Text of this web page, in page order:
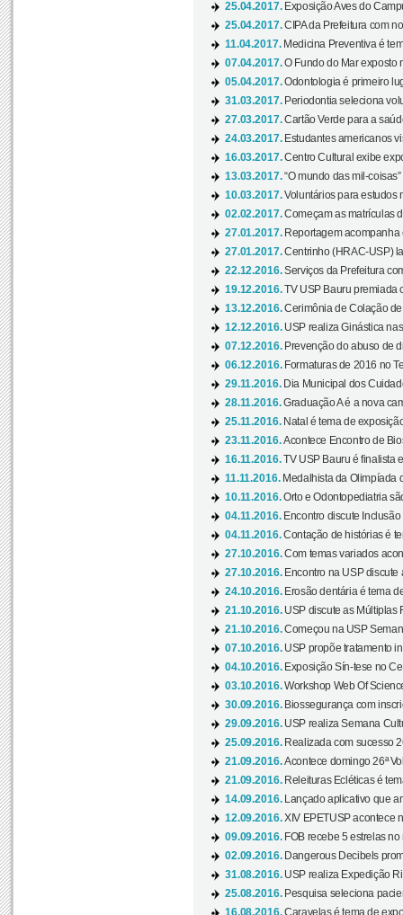
25.04.2017. Exposição Aves do
25.04.2017.CIPA da Prefeitura com
11.04.2017. Medicina Preventiva é
07.04.2017.O Fundo do Mar exposto
05.04.2017.Odontologia é primeiro
31.03.2017. Periodontia seleciona
27.03.2017.Cartão Verde para a
24.03.2017. Estudantes americanos
16.03.2017.Centro Cultural exibe
13.03.2017.“O mundo das mil-
10.03.2017.Voluntários para estudos
02.02.2017.Começam as matrículas
27.01.2017. Reportagem
27.01.2017.Centrinho (HRAC-USP)
22.12.2016.Serviços da Prefeitura
19.12.2016.TV USP Bauru premiada
13.12.2016.Cerimônia de Colação
12.12.2016. USP realiza Ginástica
07.12.2016. Prevenção do abuso de
06.12.2016. Formaturas de 2016 no
29.11.2016. Dia Municipal dos
28.11.2016.Graduação A é a nova
25.11.2016. Natal é tema de
23.11.2016.Acontece Encontro de
16.11.2016.TV USP Bauru é finalista
11.11.2016. Medalhista da Olimpíada
10.11.2016.Orto e Odontopediatria
04.11.2016. Encontro discute
04.11.2016.Contação de histórias é
27.10.2016.Com temas variados
27.10.2016. Encontro na USP discute
24.10.2016. Erosão dentária é tema
21.10.2016. USP discute as Múltiplas
21.10.2016.Começou na USP
07.10.2016. USP propõe tratamento
04.10.2016. Exposição Sín-tese no
03.10.2016.Workshop Web Of
30.09.2016. Biossegurança com
29.09.2016. USP realiza Semana
25.09.2016. Realizada com sucesso
21.09.2016.Acontece domingo 26ª
21.09.2016. Releituras Ecléticas é
14.09.2016.
Lançado aplicativo que
12.09.2016.XIV EPETUSP acontece
09.09.2016. FOB recebe 5 estrelas
02.09.2016. Dangerous Decibels
31.08.2016. USP realiza Expedição
25.08.2016. Pesquisa seleciona
16.08.2016.Caravelas é tema de